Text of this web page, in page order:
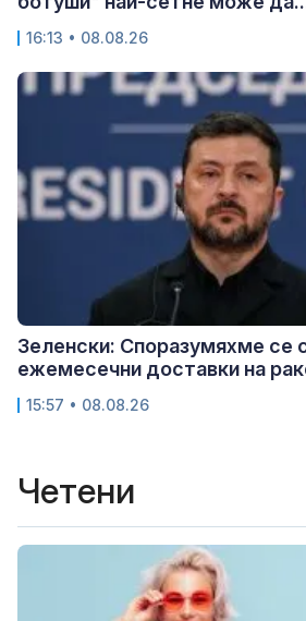
16:13 • 08.08.26
Зеленски: Споразумяхме се
ежемесечни доставки на
15:57 • 08.08.26
Четени